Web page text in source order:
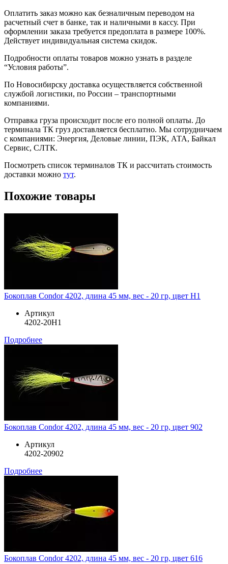
Оплатить заказ можно как безналичным переводом на
расчетный счет в банке, так и наличными в кассу. При
оформлении заказа требуется предоплата в размере 100%.
Действует индивидуальная система скидок.
Подробности оплаты товаров можно узнать в разделе
“Условия работы”.
По Новосибирску доставка осуществляется собственной
службой логистики, по России – транспортными
компаниями.
Отправка груза происходит после его полной оплаты. До
терминала ТК груз доставляется бесплатно. Мы сотрудничаем
с компаниями: Энергия, Деловые линии, ПЭК, АТА, Байкал
Сервис, СЛТК.
Посмотреть список терминалов ТК и рассчитать стоимость
доставки можно тут.
Похожие товары
Бокоплав Condor 4202, длина 45 мм, вес - 20 гр, цвет H1
Артикул
4202-20H1
Подробнее
Бокоплав Condor 4202, длина 45 мм, вес - 20 гр, цвет 902
Артикул
4202-20902
Подробнее
Бокоплав Condor 4202, длина 45 мм, вес - 20 гр, цвет 616